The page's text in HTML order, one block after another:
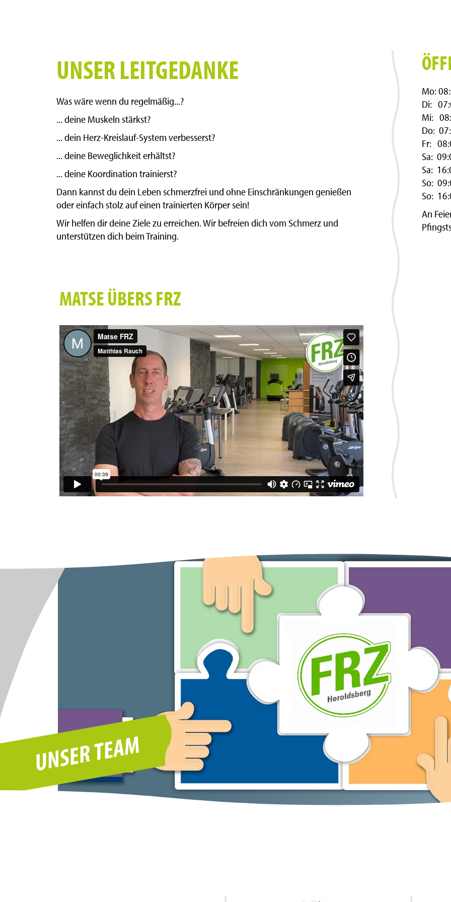
UNSER LEITGEDANKE
Was wäre wenn du regelmäßig...?
... deine Muskeln stärkst?
... dein Herz-Kreislauf-System verbesserst?
... deine Beweglichkeit erhältst?
... deine Koordination trainierst?
Dann kannst du dein Leben schmerzfrei und ohne Einschränkungen genießen
oder einfach stolz auf einen trainierten Körper sein!
Wir helfen dir deine Ziele zu erreichen. Wir befreien dich vom Schmerz und
unterstützen dich beim Training.
MATSE ÜBERS FRZ
Mo:
Di:
Mi:
Do:
Fr:
Sa:
Sa:
So:
So:
An
UNSER TEAM